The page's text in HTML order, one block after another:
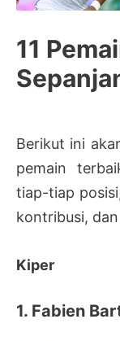
11
Berikut ini
pemain
tiap-tiap
kontribusi,
Kiper
1. Fabien